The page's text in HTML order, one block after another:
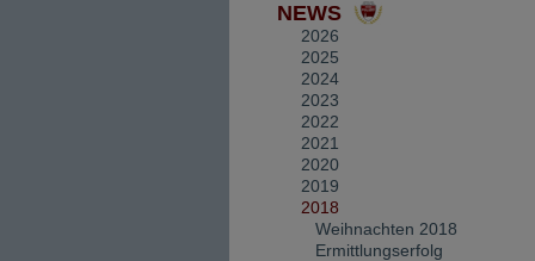
NEWS
2026
2025
2024
2023
2022
2021
2020
2019
2018
Weihnachten 2018
Ermittlungserfolg